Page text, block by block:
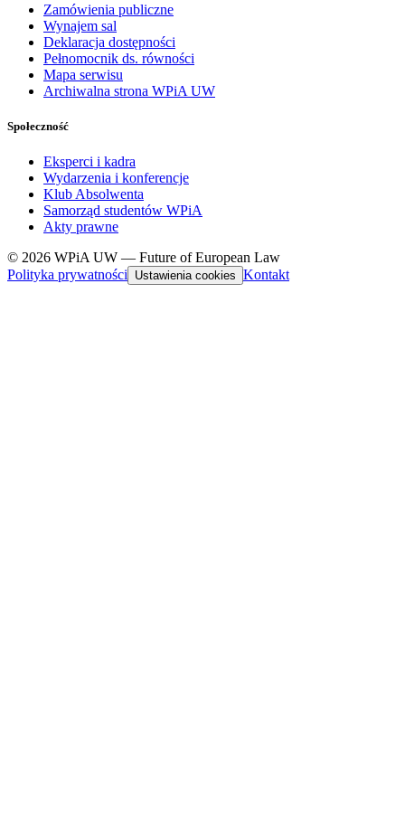
Zamówienia publiczne
Wynajem sal
Deklaracja dostępności
Pełnomocnik ds. równości
Mapa serwisu
Archiwalna strona WPiA UW
Społeczność
Eksperci i kadra
Wydarzenia i konferencje
Klub Absolwenta
Samorząd studentów WPiA
Akty prawne
© 2026 WPiA UW — Future of European Law
Polityka prywatności
Ustawienia cookies Kontakt